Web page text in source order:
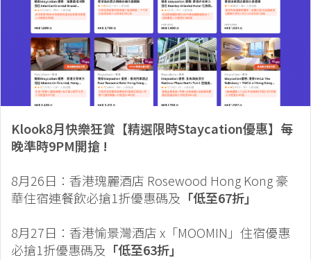
Klook8月快樂狂賞【精選限時Staycation優惠】每
晚準時9PM開搶 !
8月26日：香港瑰麗酒店 Rosewood Hong Kong 豪
華住宿連餐飲必搶1折優惠碼及 「低至67折」
8月27日：香港愉景灣酒店 x「MOOMIN」住宿優惠
必搶1折優惠碼及 「低至63折」